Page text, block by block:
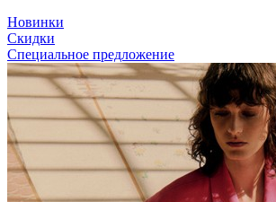
Новинки
Скидки
Специальное предложение